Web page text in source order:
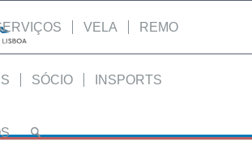
VELA REMO
SÓCIO INSPORTS